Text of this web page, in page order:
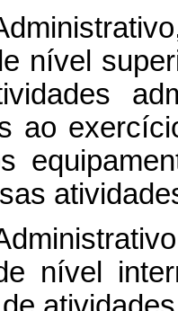
nível
ao
nível